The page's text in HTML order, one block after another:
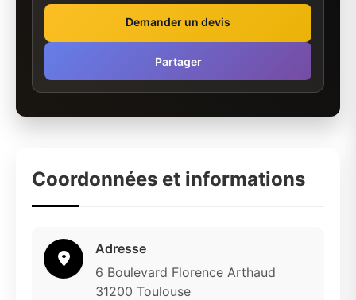
Demander un devis
Partager
Coordonnées et informations
Adresse
6 Boulevard Florence Arthaud
31200 Toulouse